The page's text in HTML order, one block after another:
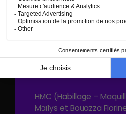
CHEF DÉCORATRICE :
CHEFFE MAQUILLEUSE :
CHEFFE COIFFEUSE :
HMC (Habillage –
Maïlys et Bouazza Florine